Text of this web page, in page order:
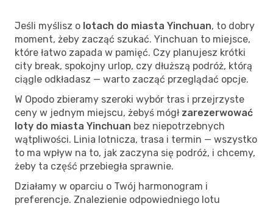
Jeśli myślisz o lotach do miasta Yinchuan, to dobry
moment, żeby zacząć szukać. Yinchuan to miejsce,
które łatwo zapada w pamięć. Czy planujesz krótki
city break, spokojny urlop, czy dłuższą podróż, którą
ciągle odkładasz — warto zacząć przeglądać opcje.
W Opodo zbieramy szeroki wybór tras i przejrzyste
ceny w jednym miejscu, żebyś mógł zarezerwować
loty do miasta Yinchuan bez niepotrzebnych
wątpliwości. Linia lotnicza, trasa i termin — wszystko
to ma wpływ na to, jak zaczyna się podróż, i chcemy,
żeby ta część przebiegła sprawnie.
Działamy w oparciu o Twój harmonogram i
preferencje. Znalezienie odpowiedniego lotu